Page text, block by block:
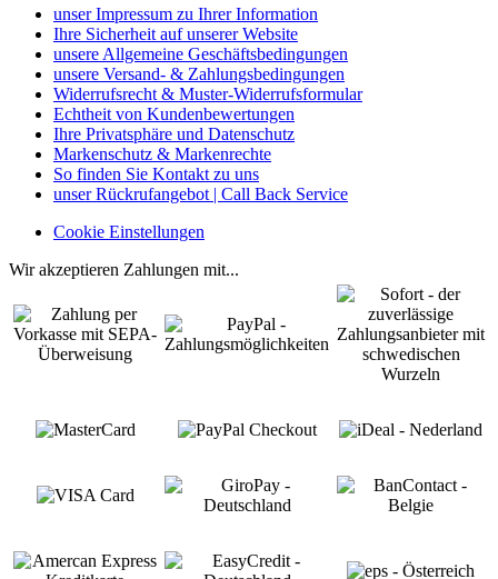
unser Impressum zu Ihrer Information
Ihre Sicherheit auf unserer Website
unsere Allgemeine Geschäftsbedingungen
unsere Versand- & Zahlungsbedingungen
Widerrufsrecht & Muster-Widerrufsformular
Echtheit von Kundenbewertungen
Ihre Privatsphäre und Datenschutz
Markenschutz & Markenrechte
So finden Sie Kontakt zu uns
unser Rückrufangebot | Call Back Service
Cookie Einstellungen
Wir akzeptieren Zahlungen mit...